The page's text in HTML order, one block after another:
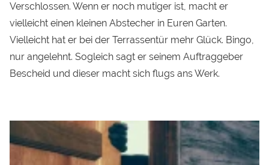
Verschlossen. Wenn er noch mutiger ist, macht er
vielleicht einen kleinen Abstecher in Euren Garten.
Vielleicht hat er bei der Terrassentür mehr Glück. Bingo,
nur angelehnt. Sogleich sagt er seinem Auftraggeber
Bescheid und dieser macht sich flugs ans Werk.